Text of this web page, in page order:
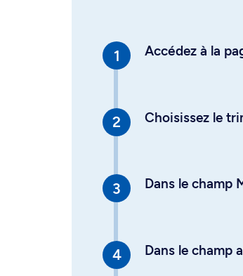
Accédez à la
Choisissez le
Dans le champ
Dans le champ